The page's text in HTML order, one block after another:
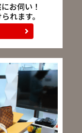
お伺い！
れます。